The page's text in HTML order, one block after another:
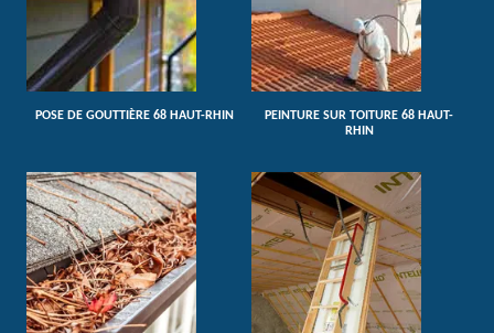
POSE DE GOUTTIÈRE 68 HAUT-RHIN
PEINTURE SUR TOITURE 68 HAUT-
RHIN